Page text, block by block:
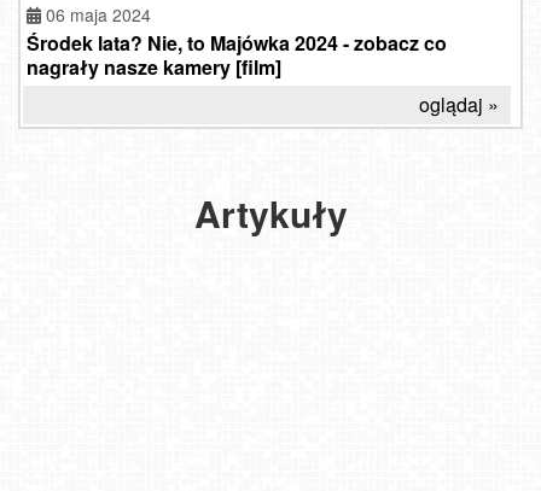
06 maja 2024
Środek lata? Nie, to Majówka 2024 - zobacz co
nagrały nasze kamery [film]
oglądaj »
Artykuły